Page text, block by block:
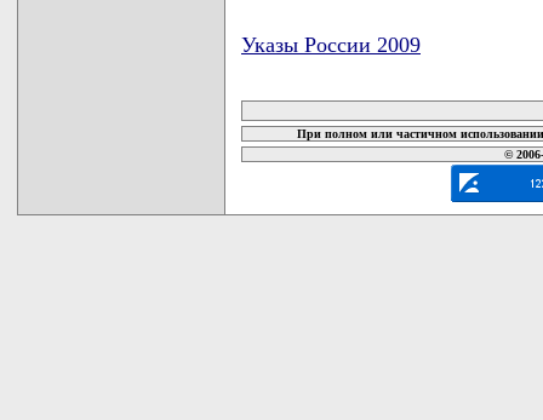
Указы России 2009
При полном или частичном
©